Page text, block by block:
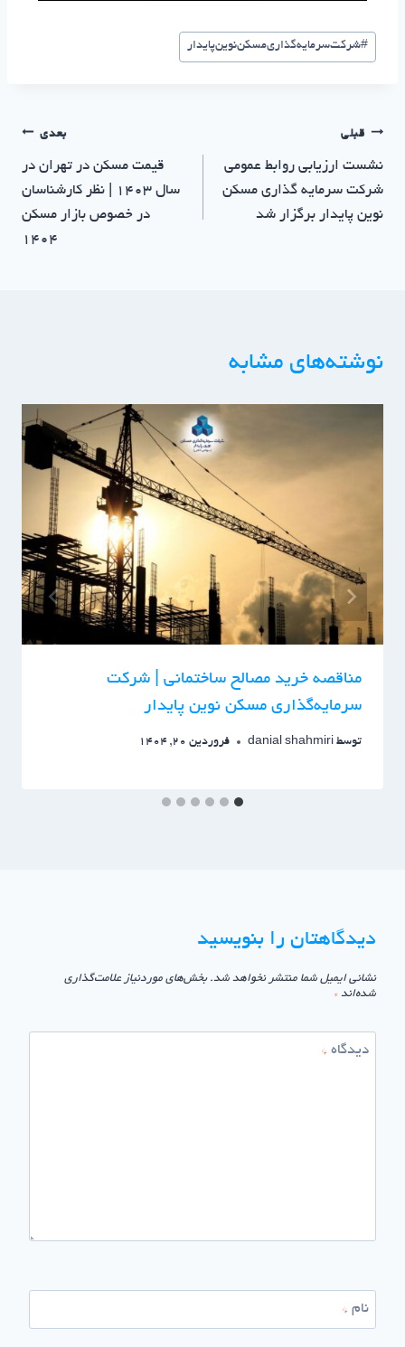
#شرکت‌سرمایه‌گذاری‌مسکن‌نوین‌پایدار
قبلی
نشست ارزیابی روابط عمومی
شرکت سرمایه‌ گذاری مسکن
نوین پایدار برگزار شد
بعدی
قیمت مسکن در تهران در
سال ۱۴۰۳ | نظر کارشناسان
در خصوص بازار مسکن
1404
نوشته‌های مشابه
مناقصه خرید مصالح ساختمانی | شرکت
سرمایه‌گذاری مسکن نوین پایدار
توسط danial shahmiri فروردین 20, 1404
دیدگاهتان را بنویسید
نشانی ایمیل شما منتشر نخواهد شد. بخش‌های موردنیاز علامت‌گذاری
شده‌اند *
دیدگاه *
نام *